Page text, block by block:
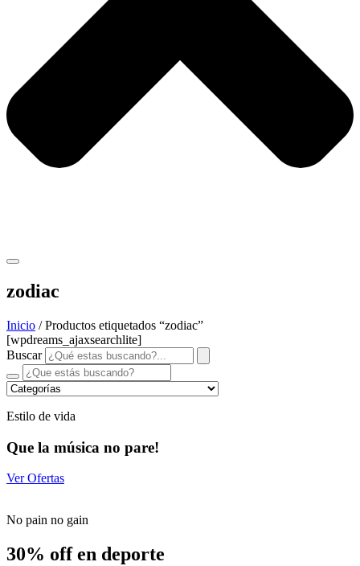
zodiac
Inicio / Productos etiquetados “zodiac”
[wpdreams_ajaxsearchlite]
Buscar
Estilo de vida
Que la música no pare!
Ver Ofertas
No pain no gain
30% off en deporte